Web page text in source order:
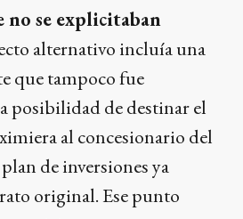
no se explicitaban
alternativo incluía una
que tampoco fue
posibilidad de destinar el
al concesionario del
de inversiones ya
original. Ese punto